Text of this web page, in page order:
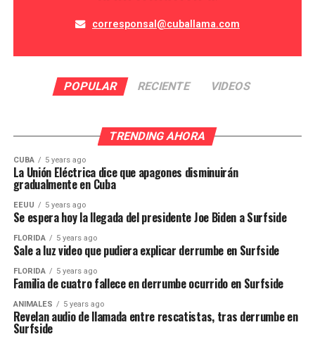
corresponsal@cuballama.com
POPULAR RECIENTE VIDEOS
TRENDING AHORA
CUBA 5 years ago
La Unión Eléctrica dice que apagones disminuirán
gradualmente en Cuba
EEUU 5 years ago
Se espera hoy la llegada del presidente Joe Biden a Surfside
FLORIDA 5 years ago
Sale a luz video que pudiera explicar derrumbe en Surfside
FLORIDA 5 years ago
Familia de cuatro fallece en derrumbe ocurrido en Surfside
ANIMALES 5 years ago
Revelan audio de llamada entre rescatistas, tras derrumbe en
Surfside